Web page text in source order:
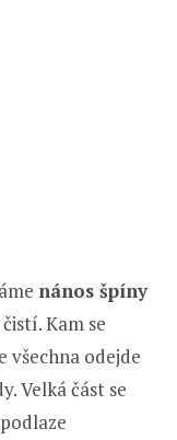
nános špíny
Kam se
všechna odejde
Velká část se